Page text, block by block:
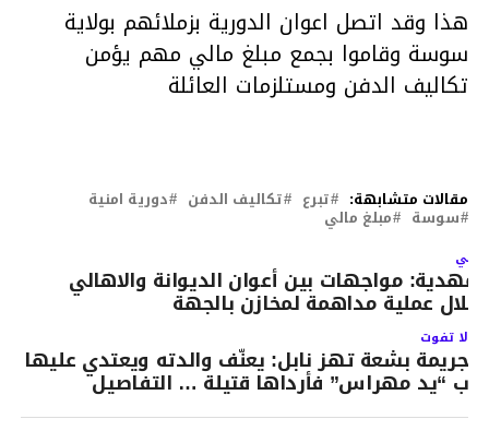
هذا وقد اتصل اعوان الدورية بزملائهم بولاية
سوسة وقاموا بجمع مبلغ مالي مهم يؤمن
تكاليف الدفن ومستلزمات العائلة
مقالات متشابهة: تبرع تكاليف الدفن دورية امنية
سوسة مبلغ مالي
مواجهات بين أعوان الديوانة والاهالي
عملية مداهمة لمخازن بالجهة
لا تفوت
جريمة بشعة تهز نابل: يعنّف والدته ويعتدي عليها
ب “يد مهراس” فأرداها قتيلة … التفاصيل